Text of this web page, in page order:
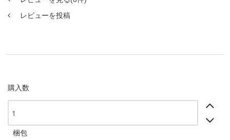
レビューを投稿
購入数
梱包